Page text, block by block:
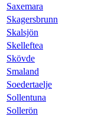
Saxemara
Skagersbrunn
Skalsjön
Skelleftea
Skövde
Smaland
Soedertaelje
Sollentuna
Sollerön